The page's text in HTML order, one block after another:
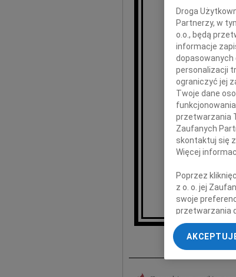
z którym
Droga
Partnerzy, w
o.o., będą
informacje
dopasowanych
personalizacji
ograniczyć jej
Twoje dane
przetwarzania
Zaufanych
skontaktuj się
Więcej
Poprzez
z o. o. jej
swoje
przetwarzania
„Ustawienia
My, nasi
dokładnych